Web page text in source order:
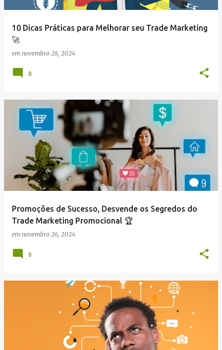
10 Dicas Práticas para Melhorar seu Trade Marketing
🚀
em novembro 28, 2024
0
Promoções de Sucesso, Desvende os Segredos do
Trade Marketing Promocional 🏆
em novembro 26, 2024
0